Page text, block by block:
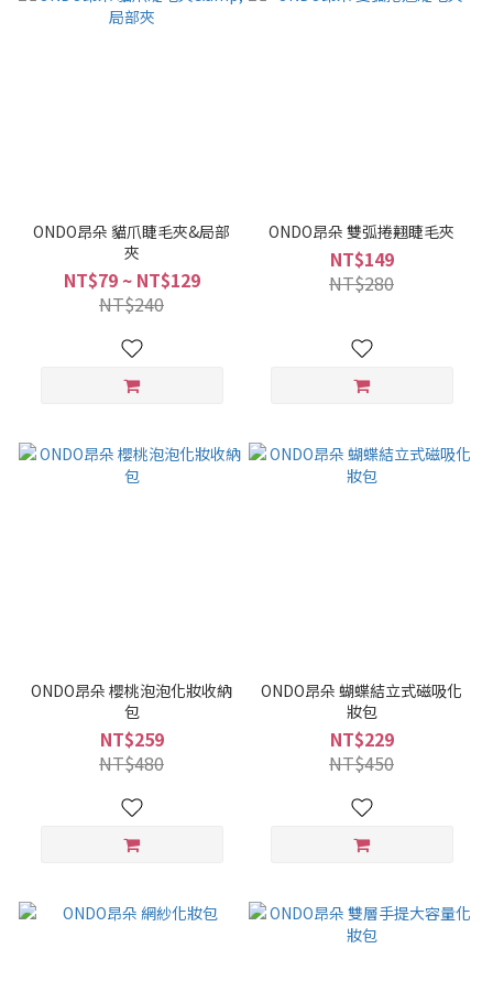
ONDO昂朵 貓爪睫毛夾&局部
夾
NT$79 ~ NT$129
NT$240
ONDO昂朵 雙弧捲翹睫毛夾
NT$149
NT$280
ONDO昂朵 櫻桃泡泡化妝收納
包
NT$259
NT$480
ONDO昂朵 蝴蝶結立式磁吸化
妝包
NT$229
NT$450